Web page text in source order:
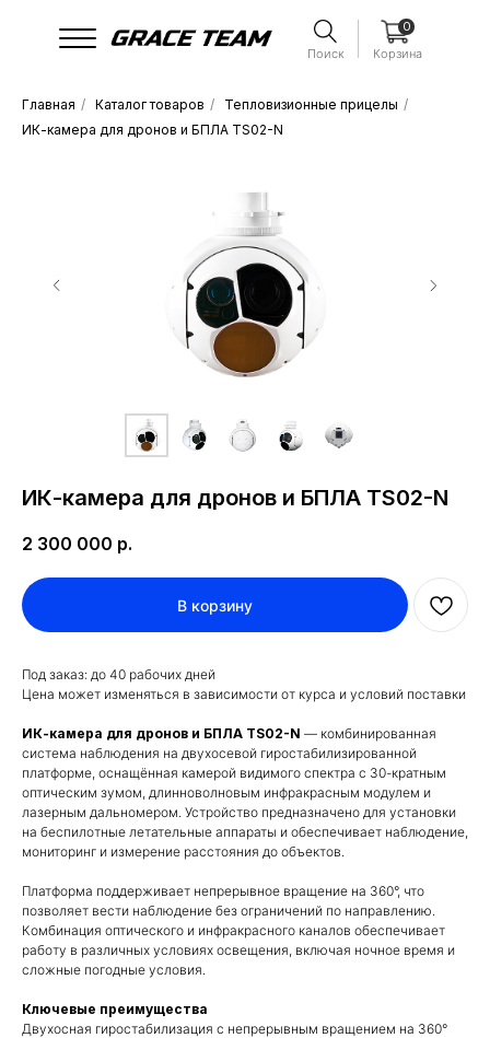
Поиск Корзина
0
Главная / Каталог товаров / Тепловизионные прицелы /
ИК-камера для дронов и БПЛА ТS02-N
ИК-камера для дронов и БПЛА ТS02-N
2 300 000 р.
В корзину
Под заказ: до 40 рабочих дней
Цена может изменяться в зависимости от курса и условий поставки
ИК-камера для дронов и БПЛА TS02-N — комбинированная
система наблюдения на двухосевой гиростабилизированной
платформе, оснащённая камерой видимого спектра с 30-кратным
оптическим зумом, длинноволновым инфракрасным модулем и
лазерным дальномером. Устройство предназначено для установки
на беспилотные летательные аппараты и обеспечивает наблюдение,
мониторинг и измерение расстояния до объектов.
Платформа поддерживает непрерывное вращение на 360°, что
позволяет вести наблюдение без ограничений по направлению.
Комбинация оптического и инфракрасного каналов обеспечивает
работу в различных условиях освещения, включая ночное время и
сложные погодные условия.
Ключевые преимущества
Двухосная гиростабилизация с непрерывным вращением на 360°